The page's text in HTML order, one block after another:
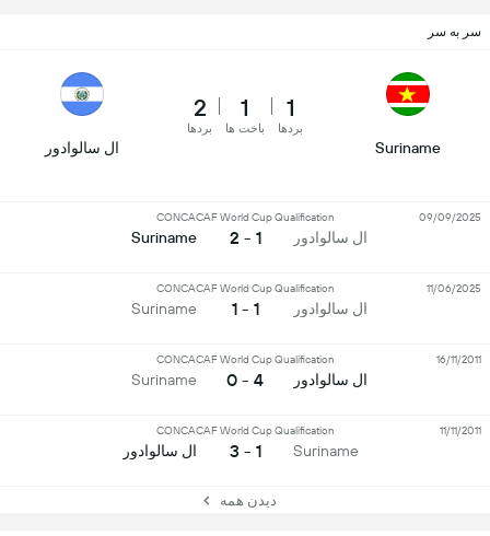
سر به سر
Suriname
1
بردها
1
باخت ها
2
بردها
ال سالوادور
ال سالوادور
CONCACAF World Cup Qualification
1 - 2
Suriname
09/09/2025
ال سالوادور
CONCACAF World Cup Qualification
1 - 1
Suriname
11/06/2025
ال سالوادور
CONCACAF World Cup Qualification
4 - 0
Suriname
16/11/2011
Suriname
CONCACAF World Cup Qualification
1 - 3 ال سالوادور
11/11/2011
دیدن همه